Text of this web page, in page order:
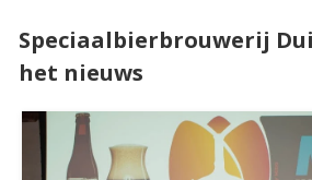
Speciaalbierbrouwerij
het nieuws